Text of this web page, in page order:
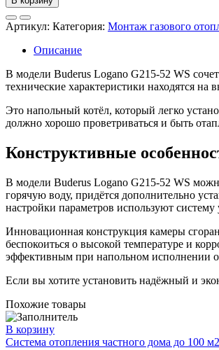
Артикул: Категория: Монтаж газового
Описание
В модели Buderus Logano G215-52 WS
технические характеристики находятся на
Это напольный котёл, который легко
должно хорошо проветриваться и быть
Конструктивные
В модели Buderus Logano G215-52 WS
горячую воду, придётся дополнительно
настройки параметров используют
Инновационная конструкция камеры
беспокоиться о высокой температуре и
эффективным при напольном исполнении
Если вы хотите установить надёжный и
Похожие товары
В корзину
Система отопления частного дома до 100 м2